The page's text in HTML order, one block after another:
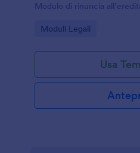
Modulo di rinuncia
successorie.
Go to Category:
Moduli Legali
Usa